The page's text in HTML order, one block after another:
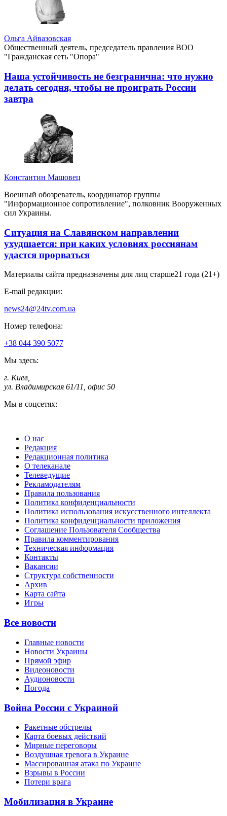
Ольга Айвазовская
Общественный деятель, председатель правления ВОО
"Гражданская сеть "Опора"
Наша устойчивость не безгранична: что нужно
делать сегодня, чтобы не проиграть России
завтра
Константин Машовец
Военный обозреватель, координатор группы
"Информационное сопротивление", полковник Вооруженных
сил Украины.
Ситуация на Славянском направлении
ухудшается: при каких условиях россиянам
удастся прорваться
Материалы сайта предназначены для лиц старше21 года (21+)
E-mail редакции:
news24@24tv.com.ua
Номер телефона:
+38 044 390 5077
Мы здесь:
г. Киев
ул. Владимирская 61/11, офис 50
Мы в соцсетях:
О нас
Редакция
Редакционная политика
О телеканале
Телеведущие
Рекламодателям
Правила пользования
Политика конфиденциальности
Политика использования искусственного интеллекта
Политика конфиденциальности приложения
Соглашение Пользователя Сообщества
Правила комментирования
Техническая информация
Контакты
Вакансии
Структура собственности
Архив
Карта сайта
Игры
Все новости
Главные новости
Новости Украины
Прямой эфир
Видеоновости
Аудионовости
Погода
Война России с Украиной
Ракетные обстрелы
Карта боевых действий
Мирные переговоры
Воздушная тревога в Украине
Массированная атака по Украине
Взрывы в России
Потери врага
Мобилизация в Украине